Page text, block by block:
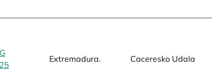
opens in a new tab
Extremadura. Caceresko Udala